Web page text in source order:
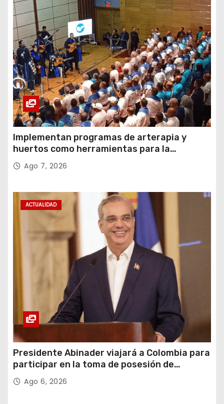
Implementan programas de arterapia y
huertos como herramientas para la
recuperación y la inclusión social
Ago 7, 2026
ACTUALIDAD
Presidente Abinader viajará a Colombia para
participar en la toma de posesión de
Abelardo de la Espriella
Ago 6, 2026